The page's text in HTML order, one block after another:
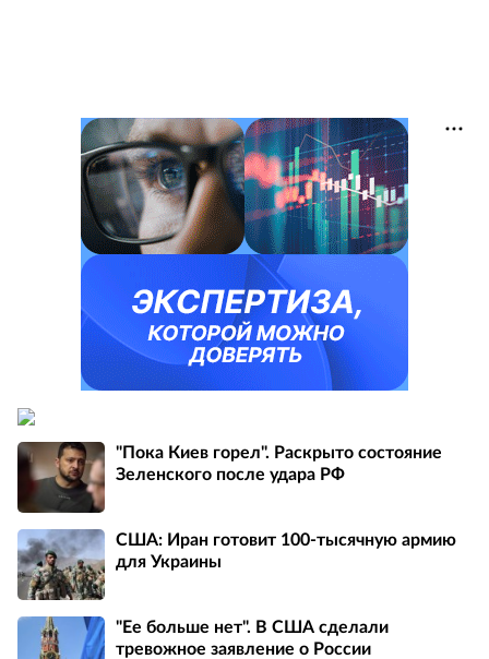
"Пока Киев горел". Раскрыто состояние
Зеленского после удара РФ
США: Иран готовит 100-тысячную армию
для Украины
"Ее больше нет". В США сделали
тревожное заявление о России